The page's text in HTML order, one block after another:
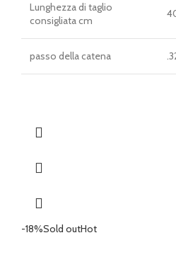
Lunghezza di taglio
consigliata cm
passo della catena
-18%Sold outHot